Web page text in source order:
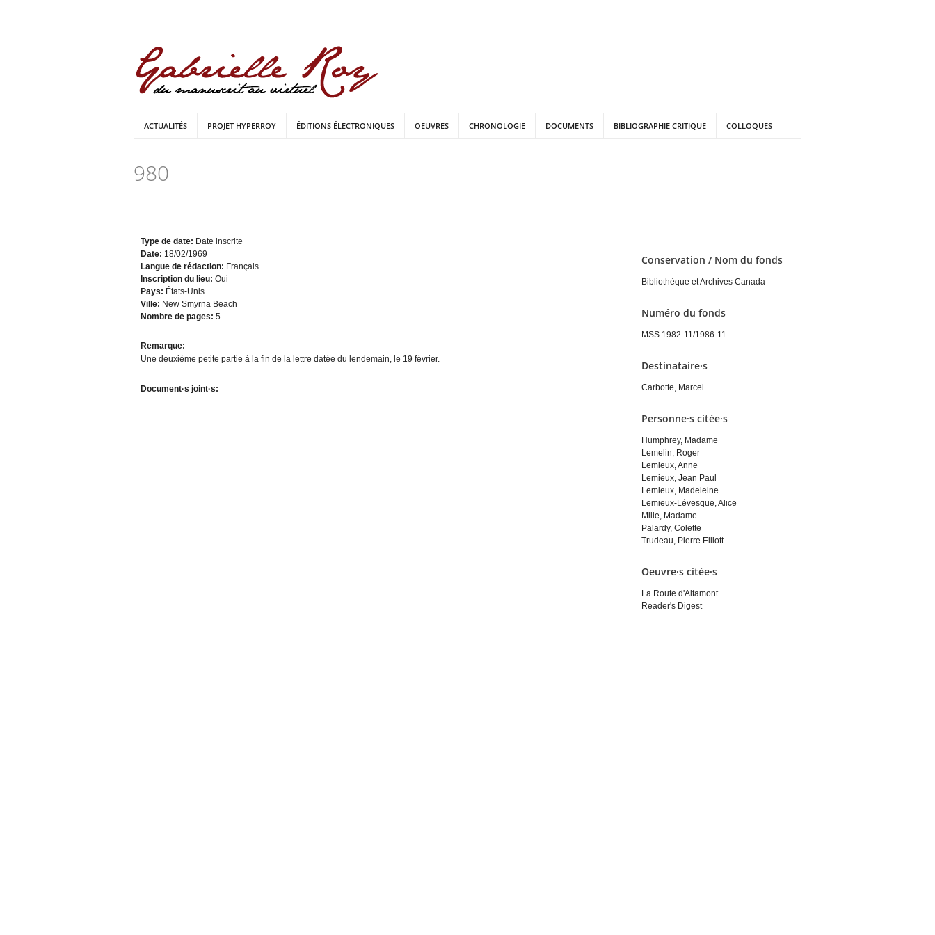
ACTUALITÉS PROJET HYPERROY ÉDITIONS ÉLECTRONIQUES OEUVRES CHRONOLOGIE DOCUMENTS BIBLIOGRAPHIE CRITIQUE COLLOQUES
980
Type de date: Date inscrite
Date: 18/02/1969
Langue de rédaction: Français
Inscription du lieu: Oui
Pays: États-Unis
Ville: New Smyrna Beach
Nombre de pages: 5
Remarque:
Une deuxième petite partie à la fin de la lettre datée du lendemain, le 19 février.
Document·s joint·s:
Conservation / Nom du fonds
Bibliothèque et Archives Canada
Numéro du fonds
MSS 1982-11/1986-11
Destinataire·s
Carbotte, Marcel
Personne·s citée·s
Humphrey, Madame
Lemelin, Roger
Lemieux, Anne
Lemieux, Jean Paul
Lemieux, Madeleine
Lemieux-Lévesque, Alice
Mille, Madame
Palardy, Colette
Trudeau, Pierre Elliott
Oeuvre·s citée·s
La Route d'Altamont
Reader's Digest